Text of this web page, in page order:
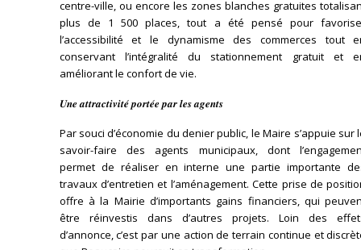
centre-ville, ou encore les zones blanches gratuites
plus de 1 500 places, tout a été pensé pour
l’accessibilité et le dynamisme des commerces tout
conservant l’intégralité du stationnement gratuit et
améliorant le confort de vie.
𝑼𝒏𝒆 𝒂𝒕𝒕𝒓𝒂𝒄𝒕𝒊𝒗𝒊𝒕𝒆́ 𝒑𝒐𝒓𝒕𝒆́𝒆 𝒑𝒂𝒓 𝒍𝒆𝒔 𝒂𝒈𝒆𝒏𝒕𝒔
Par souci d’économie du denier public, le Maire s’appuie sur
savoir-faire des agents municipaux, dont
permet de réaliser en interne une partie importante
travaux d’entretien et l’aménagement. Cette prise de
offre à la Mairie d’importants gains financiers, qui
être réinvestis dans d’autres projets. Loin des
d’annonce, c’est par une action de terrain continue et